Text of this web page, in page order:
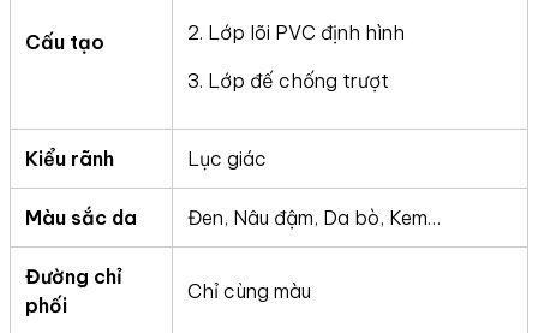
Cấu tạo
2. Lớp lõi PVC định hình
3. Lớp đế chống trượt
Kiểu rãnh Lục giác
Màu sắc da Đen, Nâu đậm, Da bò, Kem…
Đường chỉ
phối
Chỉ cùng màu